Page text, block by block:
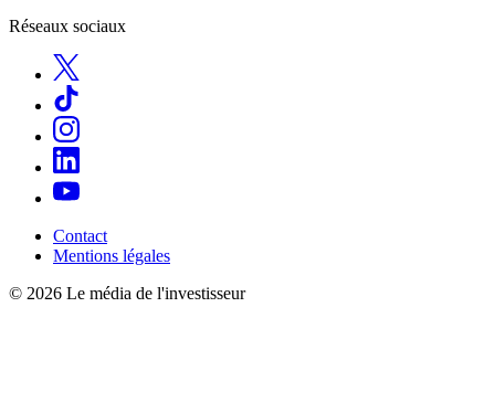
Réseaux sociaux
Contact
Mentions légales
© 2026 Le média de l'investisseur